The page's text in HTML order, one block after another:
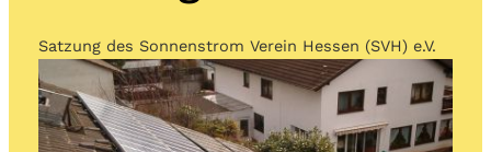
Satzung des Sonnenstrom Verein Hessen (SVH) e.V.